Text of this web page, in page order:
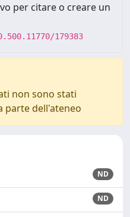
per citare o creare un
179383
non sono stati
parte dell'ateneo
ND
ND